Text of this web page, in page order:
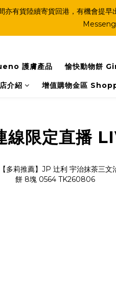
有貨陸續寄貨回港，有機會提
護膚產品 愉快動物餅
介紹 增值購物金區
線限定直播